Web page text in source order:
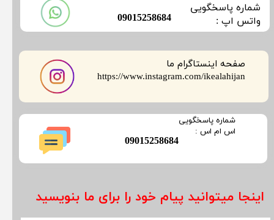
صفحه اینستاگرام ما
​​​​​​​https://www.instagram.com/ikealahijan
​شماره پاسخگویی
​​​​​واتس اپ :
​09015258684
اینجا میتوانید پیام خود را برای ما بنویسید
​09015258684
​شماره پاسخگویی
​​​​​اس ام اس :